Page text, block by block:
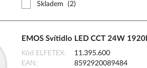
Skladem (2)
EMOS Svítidlo LED CCT 24W
Kód ELFETEX
11.395.600
EAN
8592920089484